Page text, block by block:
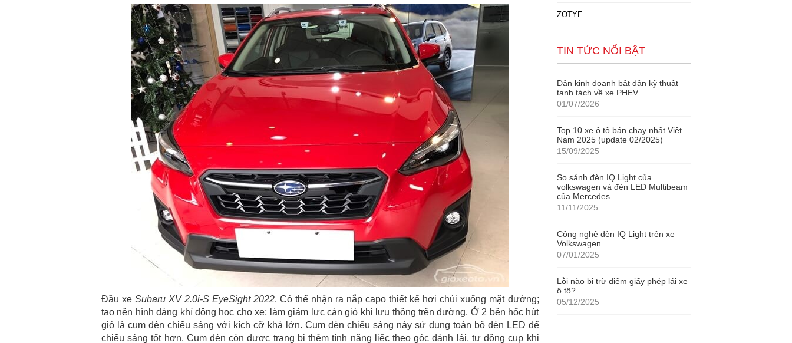
Đầu xeSubaru XV 2.0i-S EyeSight 2022. Có thể nhận ra nắp capo thiết kế hơi chúi xuống mặt đường;
tạo nên hình dáng khí động học cho xe; làm giảm lực cản gió khi lưu thông trên đường. Ở 2 bên hốc hút
gió là cụm đèn chiếu sáng với kích cỡ khá lớn. Cụm đèn chiếu sáng này sử dụng toàn bộ đèn LED để
chiếu sáng tốt hơn. Cụm đèn còn được trang bị thêm tính năng liếc theo góc đánh lái, tự động cụp khi
ZOTYE
TIN TỨC NỔI BẬT
Dân kinh doanh bật dân kỹ thuật
tanh tách về xe PHEV
01/07/2026
Top 10 xe ô tô bán chạy nhất Việt
Nam 2025 (update 02/2025)
15/09/2025
So sánh đèn IQ Light của
volkswagen và đèn LED Multibeam
của Mercedes
11/11/2025
Công nghệ đèn IQ Light trên xe
Volkswagen
07/01/2025
Lỗi nào bị trừ điểm giấy phép lái xe
ô tô?
05/12/2025